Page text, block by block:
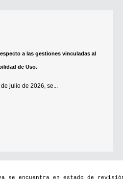
a las gestiones vinculadas al
de Uso.
julio de 2026, se...
del pago de tasas y sellados los
se encuentra en estado de